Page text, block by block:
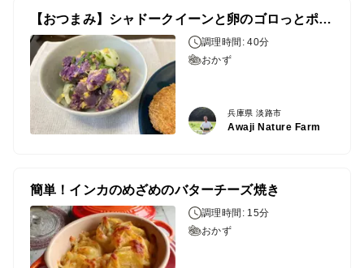
【おつまみ】シャドークイーンと卵のゴロっとポテトサラダ
調理時間: 40分
おかず
兵庫県 淡路市
Awaji Nature Farm
簡単！インカのめざめのバターチーズ焼き
調理時間: 15分
おかず